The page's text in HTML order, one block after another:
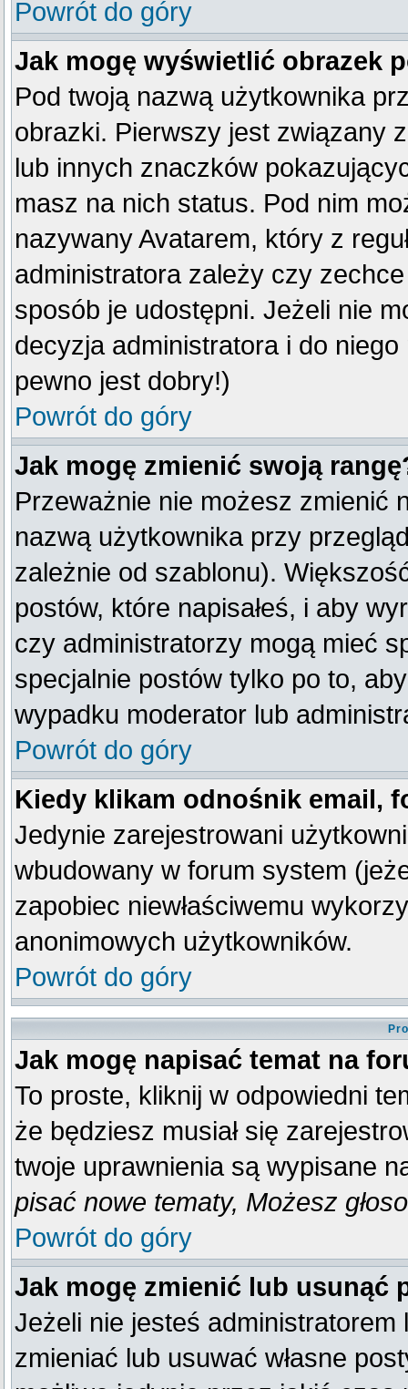
Powrót do góry
Jak mogę wyświetlić obrazek
Pod twoją nazwą użytkownika
obrazki. Pierwszy jest związany
lub innych znaczków
masz na nich status. Pod nim
nazywany Avatarem, który z
administratora zależy czy
sposób je udostępni. Jeżeli nie
decyzja administratora i do
pewno jest dobry!)
Powrót do góry
Jak mogę zmienić swoją
Przeważnie nie możesz zmienić
nazwą użytkownika przy
zależnie od szablonu).
postów, które napisałeś, i aby
czy administratorzy mogą mieć
specjalnie postów tylko po to,
wypadku moderator lub
Powrót do góry
Kiedy klikam odnośnik email,
Jedynie zarejestrowani
wbudowany w forum system
zapobiec niewłaściwemu
anonimowych użytkowników.
Powrót do góry
Jak mogę napisać temat na
To proste, kliknij w odpowiedni
że będziesz musiał się
twoje uprawnienia są wypisane
pisać nowe tematy, Możesz
Powrót do góry
Jak mogę zmienić lub usunąć
Jeżeli nie jesteś
zmieniać lub usuwać własne